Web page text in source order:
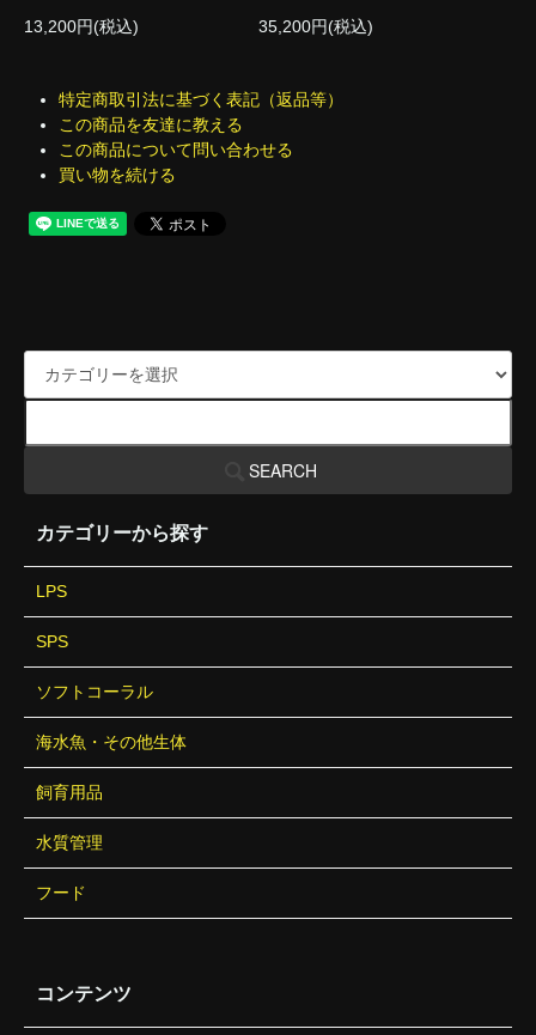
13,200円(税込)
35,200円(税込)
特定商取引法に基づく表記（返品等）
この商品を友達に教える
この商品について問い合わせる
買い物を続ける
SEARCH
カテゴリーから探す
LPS
SPS
ソフトコーラル
海水魚・その他生体
飼育用品
水質管理
フード
コンテンツ